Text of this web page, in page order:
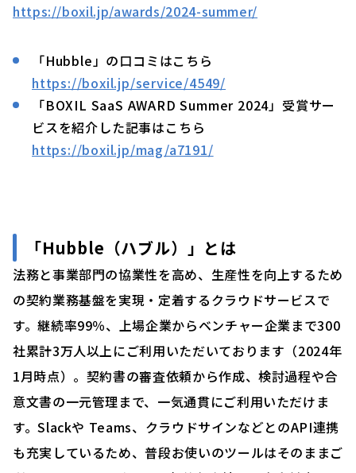
https://boxil.jp/awards/2024-summer/
「Hubble」の口コミはこちら
https://boxil.jp/service/4549/
「BOXIL SaaS AWARD Summer 2024」受賞サー
ビスを紹介した記事はこちら
https://boxil.jp/mag/a7191/
「Hubble（ハブル）」 とは
法務と事業部門の協業性を高め、生産性を向上するため
の契約業務基盤を実現・定着するクラウドサービスで
す。継続率99％、上場企業からベンチャー企業まで300
社累計3万人以上にご利用いただいております（2024年
1月時点）。契約書の審査依頼から作成、検討過程や合
意文書の一元管理まで、一気通貫にご利用いただけま
す。Slackや Teams、クラウドサインなどとのAPI連携
も充実しているため、普段お使いのツールはそのままご